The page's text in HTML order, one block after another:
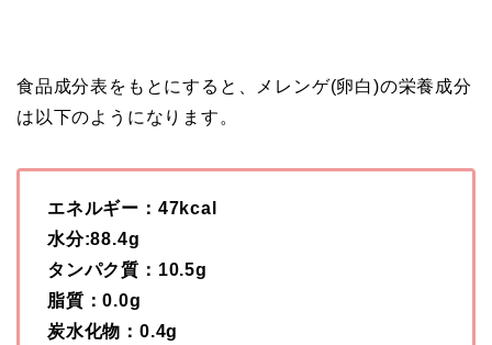
食品成分表をもとにすると、メレンゲ(卵白)の栄養成分
は以下のようになります。
エネルギー：47kcal
水分:88.4g
タンパク質：10.5g
脂質：0.0g
炭水化物：0.4g